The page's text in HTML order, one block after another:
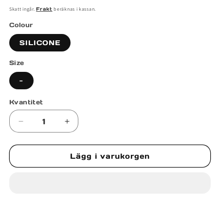
pris
Skatt ingår.Frakt beräknas i kassan.
Colour
SILICONE
Size
-
Kvantitet
Minska
för
IPHONE
Öka
för
COQUE
IPHONE
Lägg i varukorgen